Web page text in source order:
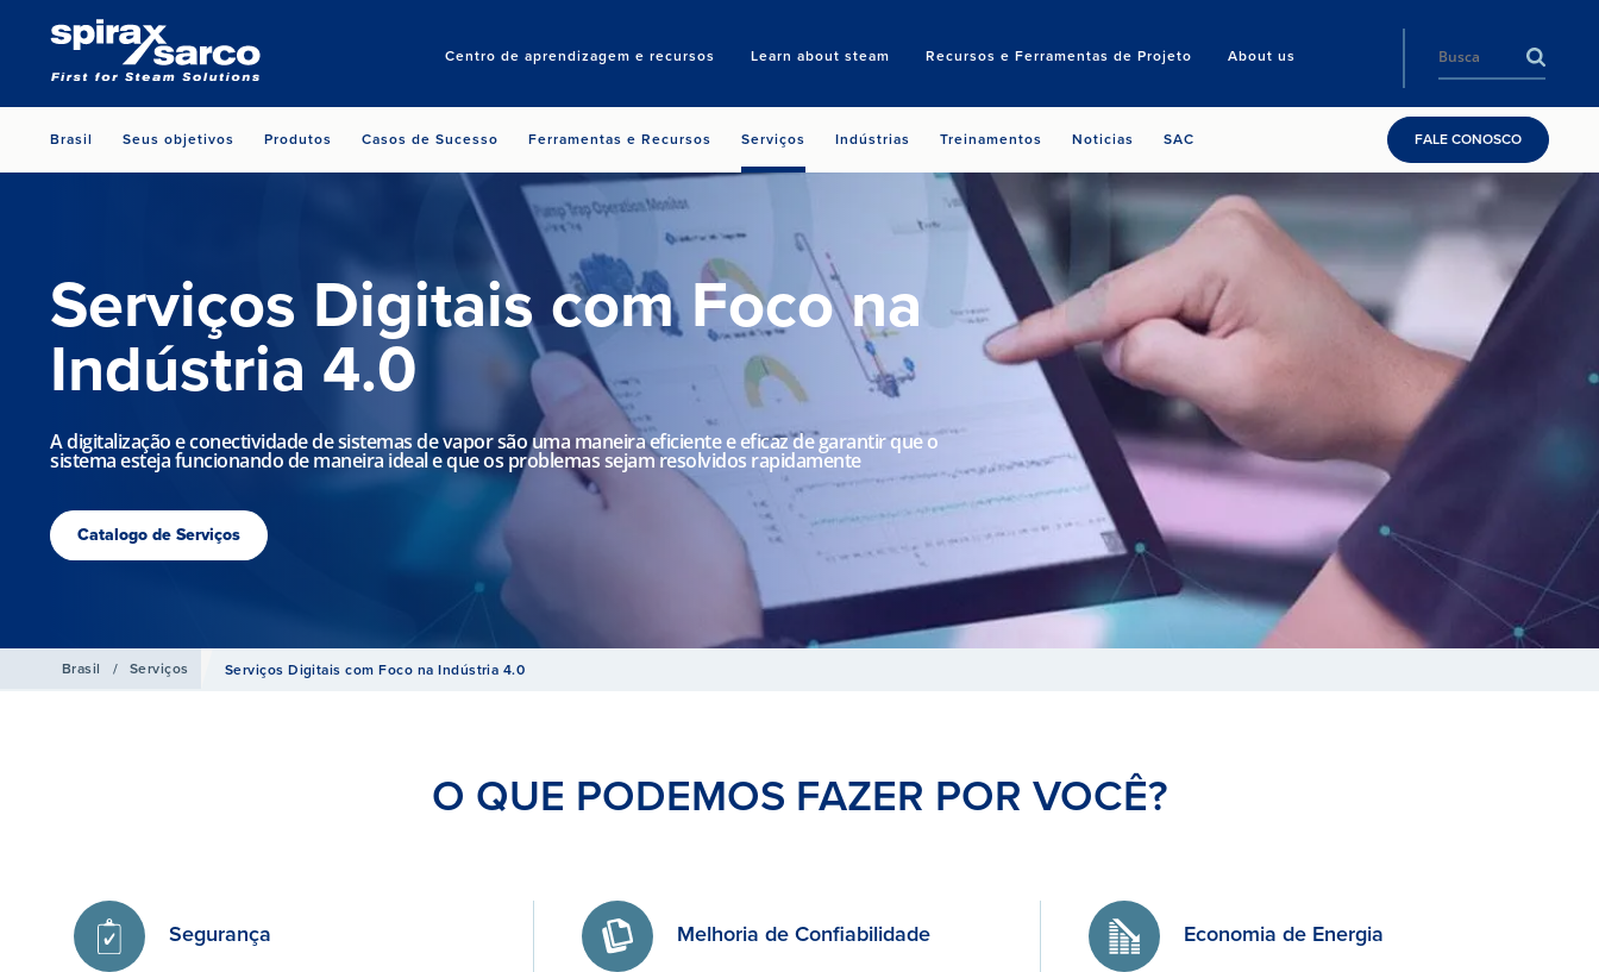
Centro de aprendizagem e recursos Learn about steam Recursos e Ferramentas de Projeto About us
Search
Brasil Seus objetivos Produtos Casos de Sucesso Ferramentas e Recursos Serviços Indústrias Treinamentos Noticias SAC FALE CONOSCO
Serviços Digitais com Foco na
Indústria 4.0
A digitalização e conectividade de sistemas de vapor são uma maneira eficiente e eficaz de garantir que o
sistema esteja funcionando de maneira ideal e que os problemas sejam resolvidos rapidamente
Catalogo de Serviços
Brasil / Serviços Serviços Digitais com Foco na Indústria 4.0
O QUE PODEMOS FAZER POR VOCÊ?
Segurança Melhoria de Confiabilidade Economia de Energia